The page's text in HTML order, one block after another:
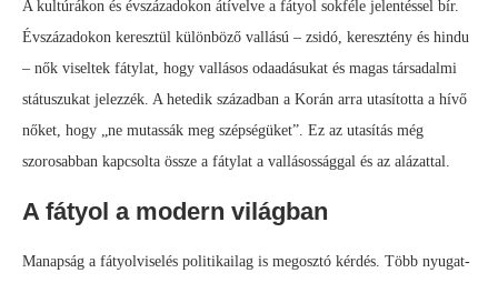
A kultúrákon és évszázadokon átívelve a fátyol sokféle jelentéssel bír.
Évszázadokon keresztül különböző vallású – zsidó, keresztény és hindu
– nők viseltek fátylat, hogy vallásos odaadásukat és magas társadalmi
státuszukat jelezzék. A hetedik században a Korán arra utasította a hívő
nőket, hogy „ne mutassák meg szépségüket”. Ez az utasítás még
szorosabban kapcsolta össze a fátylat a vallásossággal és az alázattal.
A fátyol a modern világban
Manapság a fátyolviselés politikailag is megosztó kérdés. Több nyugat-